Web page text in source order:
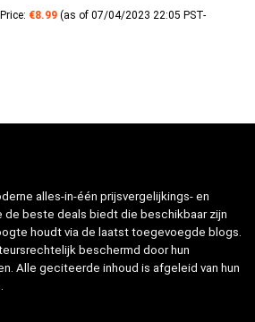
€8.99 (as of 07/04/2023 22:05 PST-
alles-in-één prijsvergelijkings- en
beste deals biedt die beschikbaar zijn
houdt via de laatst toegevoegde blogs.
beschermd door hun
Alle geciteerde inhoud is afgeleid van hun